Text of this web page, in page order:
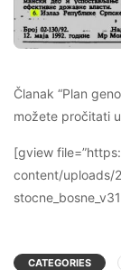
Članak “Plan
možete pročitati
[gview
content/uploads/
CATEGORIES